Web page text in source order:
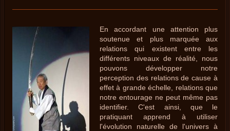
En accordant une attention plus
soutenue et plus marquée aux
relations qui existent entre les
différents niveaux de réalité, nous
pouvons développer notre
perception des relations de cause à
effet à grande échelle, relations que
notre entourage ne peut même pas
identifier. C'est ainsi, que le
pratiquant apprend à utiliser
l'évolution naturelle de l'univers à